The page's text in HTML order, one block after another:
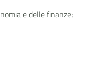
e delle finanze;